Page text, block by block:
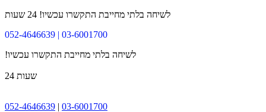
לשיחה בלתי מחייבת התקשרו עכשיו! 24 שעות
052-4646639 | 03-6001700
!לשיחה בלתי מחייבת התקשרו עכשיו
24 שעות
052-4646639 | 03-6001700